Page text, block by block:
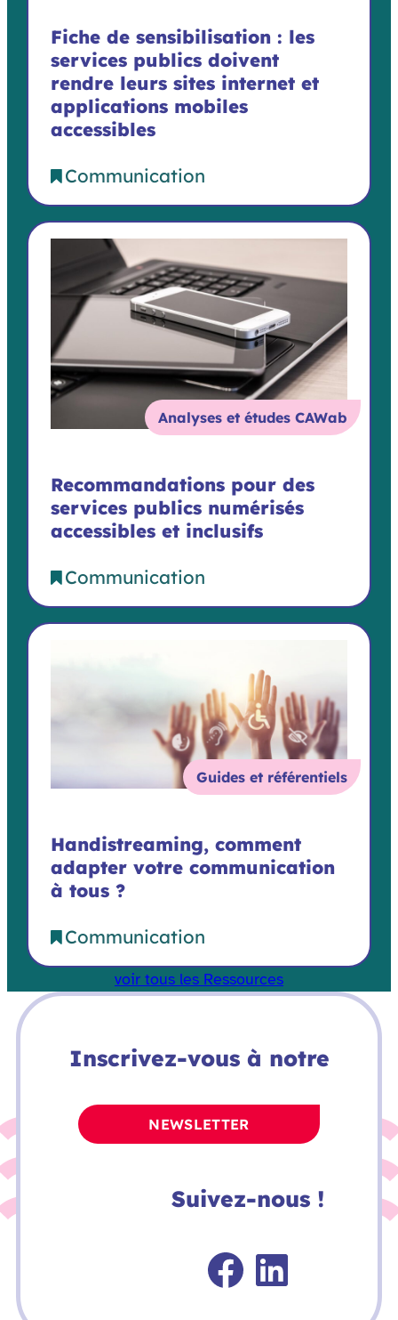
Fiche de sensibilisation : les
services publics doivent
rendre leurs sites internet et
applications mobiles
accessibles
Communication
Analyses et études CAWab
Recommandations pour des
services publics numérisés
accessibles et inclusifs
Communication
Guides et référentiels
Handistreaming, comment
adapter votre communication
à tous ?
Communication
voir tous les Ressources
Inscrivez-vous à notre
NEWSLETTER
Suivez-nous !